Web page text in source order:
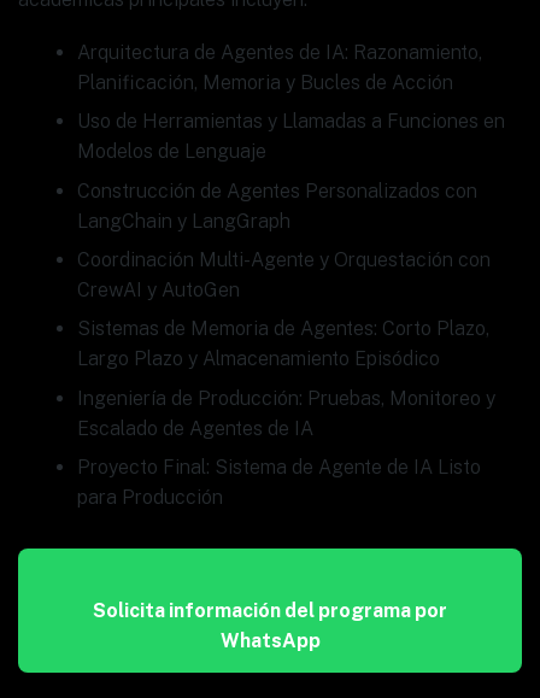
Arquitectura de Agentes de IA: Razonamiento,
Planificación, Memoria y Bucles de Acción
Uso de Herramientas y Llamadas a Funciones en
Modelos de Lenguaje
Construcción de Agentes Personalizados con
LangChain y LangGraph
Coordinación Multi-Agente y Orquestación con
CrewAI y AutoGen
Sistemas de Memoria de Agentes: Corto Plazo,
Largo Plazo y Almacenamiento Episódico
Ingeniería de Producción: Pruebas, Monitoreo y
Escalado de Agentes de IA
Proyecto Final: Sistema de Agente de IA Listo
para Producción
Solicita información del programa por
WhatsApp